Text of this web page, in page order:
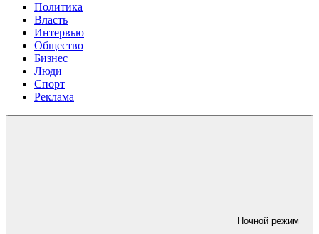
Политика
Власть
Интервью
Общество
Бизнес
Люди
Спорт
Реклама
Ночной режим